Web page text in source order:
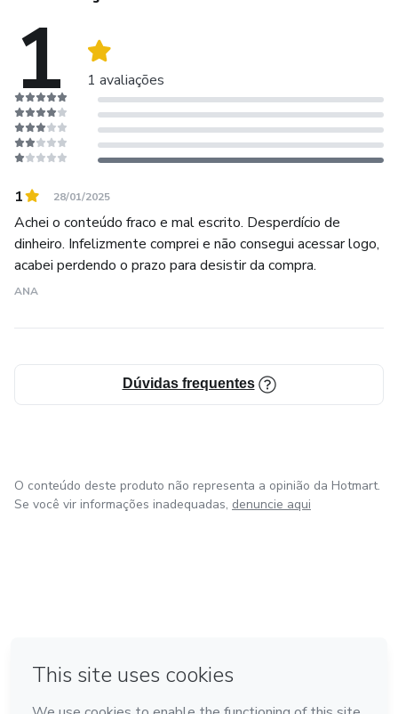
1 1 avaliações
1 28/01/2025
Achei o conteúdo fraco e mal escrito. Desperdício de
dinheiro. Infelizmente comprei e não consegui acessar logo,
acabei perdendo o prazo para desistir da compra.
ANA
Dúvidas frequentes
O conteúdo deste produto não representa a opinião da Hotmart.
Se você vir informações inadequadas, denuncie aqui
Feito com ❤ em Amsterdam